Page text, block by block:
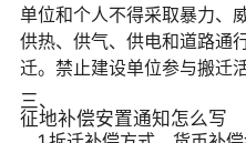
单位和个人不得采取暴力、
供热、供气、供电和道路通
迁。禁止建设单位参与搬迁活
三、
征地补偿安置通知怎么写